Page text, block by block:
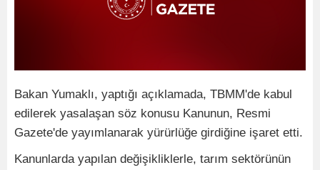
Bakan Yumaklı, yaptığı açıklamada, TBMM'de kabul
edilerek yasalaşan söz konusu Kanunun, Resmi
Gazete'de yayımlanarak yürürlüğe girdiğine işaret etti.
Kanunlarda yapılan değişikliklerle, tarım sektörünün